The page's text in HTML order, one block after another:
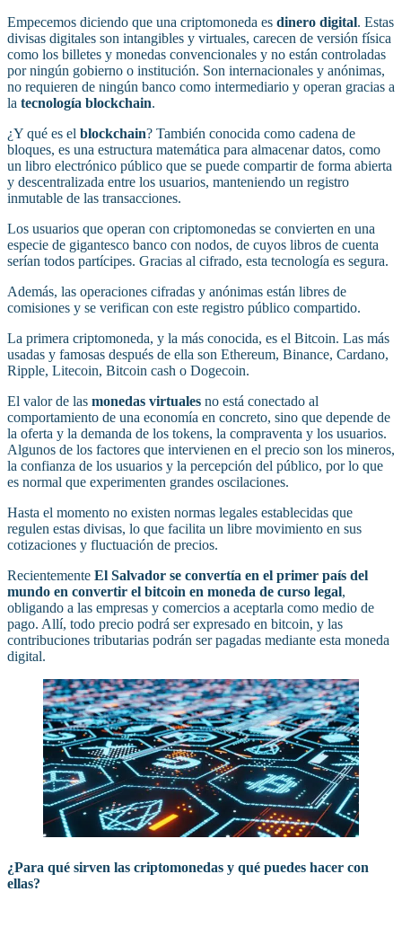
Empecemos diciendo que una criptomoneda es dinero digital. Estas
divisas digitales son intangibles y virtuales, carecen de versión física
como los billetes y monedas convencionales y no están controladas
por ningún gobierno o institución. Son internacionales y anónimas,
no requieren de ningún banco como intermediario y operan gracias a
la tecnología blockchain.
¿Y qué es el blockchain? También conocida como cadena de
bloques, es una estructura matemática para almacenar datos, como
un libro electrónico público que se puede compartir de forma abierta
y descentralizada entre los usuarios, manteniendo un registro
inmutable de las transacciones.
Los usuarios que operan con criptomonedas se convierten en una
especie de gigantesco banco con nodos, de cuyos libros de cuenta
serían todos partícipes. Gracias al cifrado, esta tecnología es segura.
Además, las operaciones cifradas y anónimas están libres de
comisiones y se verifican con este registro público compartido.
La primera criptomoneda, y la más conocida, es el Bitcoin. Las más
usadas y famosas después de ella son Ethereum, Binance, Cardano,
Ripple, Litecoin, Bitcoin cash o Dogecoin.
El valor de las monedas virtuales no está conectado al
comportamiento de una economía en concreto, sino que depende de
la oferta y la demanda de los tokens, la compraventa y los usuarios.
Algunos de los factores que intervienen en el precio son los mineros,
la confianza de los usuarios y la percepción del público, por lo que
es normal que experimenten grandes oscilaciones.
Hasta el momento no existen normas legales establecidas que
regulen estas divisas, lo que facilita un libre movimiento en sus
cotizaciones y fluctuación de precios.
Recientemente El Salvador se convertía en el primer país del
mundo en convertir el bitcoin en moneda de curso legal,
obligando a las empresas y comercios a aceptarla como medio de
pago. Allí, todo precio podrá ser expresado en bitcoin, y las
contribuciones tributarias podrán ser pagadas mediante esta moneda
digital.
¿Para qué sirven las criptomonedas y qué puedes hacer con
ellas?